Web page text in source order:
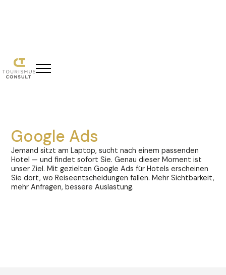
Google Ads
Jemand sitzt am Laptop, sucht nach einem passenden
Hotel — und findet sofort Sie. Genau dieser Moment ist
unser Ziel. Mit gezielten Google Ads für Hotels erscheinen
Sie dort, wo Reiseentscheidungen fallen. Mehr Sichtbarkeit,
mehr Anfragen, bessere Auslastung.